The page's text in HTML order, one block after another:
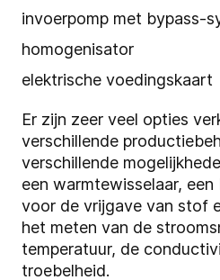
invoerpomp met bypass-
homogenisator
elektrische voedingskaart
Er zijn zeer veel opties
verschillende
verschillende
een warmtewisselaar,
voor de vrijgave van stof
het meten van de
temperatuur, de
troebelheid.